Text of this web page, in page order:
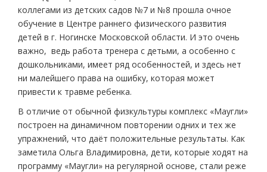
коллегами из детских садов №7 и №8 прошла очное
обучение в Центре раннего физического развития
детей в г. Ногинске Московской области. И это очень
важно, ведь работа тренера с детьми, а особенно с
дошкольниками, имеет ряд особенностей, и здесь нет
ни малейшего права на ошибку, которая может
привести к травме ребенка.
В отличие от обычной физкультуры комплекс «Маугли»
построен на динамичном повторении одних и тех же
упражнений, что даёт положительные результаты. Как
заметила Ольга Владимировна, дети, которые ходят на
программу «Маугли» на регулярной основе, стали реже